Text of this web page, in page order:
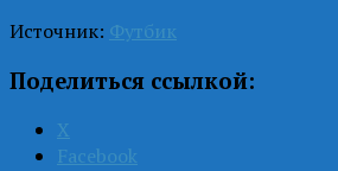
Источник: Футбик
Поделиться ссылкой:
X
Facebook